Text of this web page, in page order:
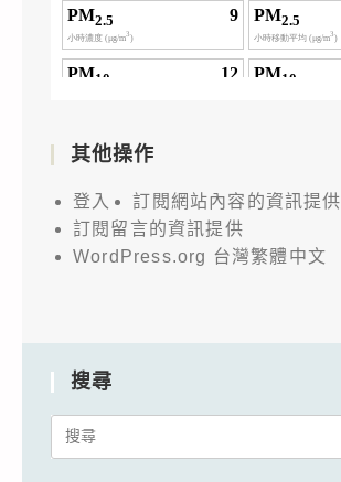
其他操作
登入
訂閱網站內容的資訊提供
訂閱留言的資訊提供
WordPress.org 台灣繁體中文
搜尋
Search